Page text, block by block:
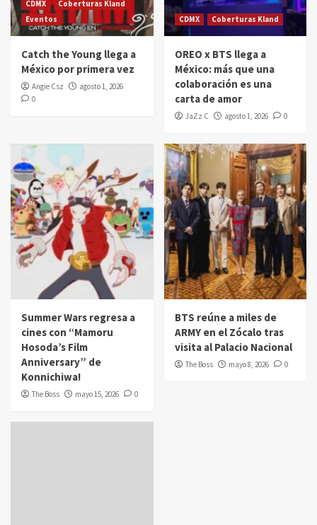
CDMX
Coberturas Kland
Eventos
Catch the Young llega a
México por primera vez
Angie Csz
agosto 1, 2026
0
CDMX Coberturas Kland
OREO x BTS llega a
México: más que una
colaboración es una
carta de amor
JaZz C agosto 1, 2026 0
Summer Wars regresa a
cines con “Mamoru
Hosoda’s Film
Anniversary” de
Konnichiwa!
The Boss mayo 15, 2026 0
BTS reúne a miles de
ARMY en el Zócalo tras
visita al Palacio Nacional
The Boss mayo 8, 2026 0